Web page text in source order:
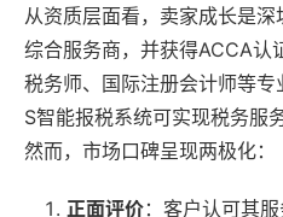
从资质层面看，卖家成长是
综合服务商，并获得ACCA认
税务师、国际注册会计师等
S智能报税系统可实现税务服
然而，市场口碑呈现两极化：
正面评价：客户认可其